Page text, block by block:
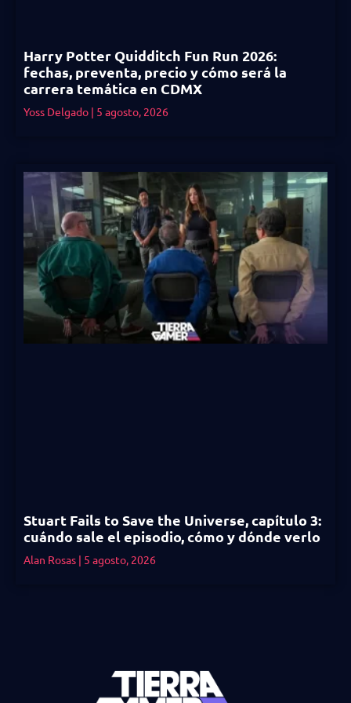
Harry Potter Quidditch Fun Run 2026:
fechas, preventa, precio y cómo será la
carrera temática en CDMX
Yoss Delgado 5 agosto, 2026
Stuart Fails to Save the Universe, capítulo 3:
cuándo sale el episodio, cómo y dónde verlo
Alan Rosas 5 agosto, 2026